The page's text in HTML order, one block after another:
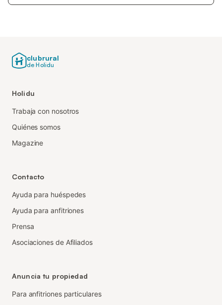
clubrural
de Holidu
Holidu
Trabaja con nosotros
Quiénes somos
Magazine
Contacto
Ayuda para huéspedes
Ayuda para anfitriones
Prensa
Asociaciones de Afiliados
Anuncia tu propiedad
Para anfitriones particulares